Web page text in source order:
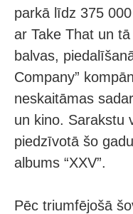
parkā līdz 375
ar Take That un
balvas,
Company”
neskaitāmas
un kino. Sarakstu
piedzīvotā šo
albums “XXV”.
Pēc triumfējošā